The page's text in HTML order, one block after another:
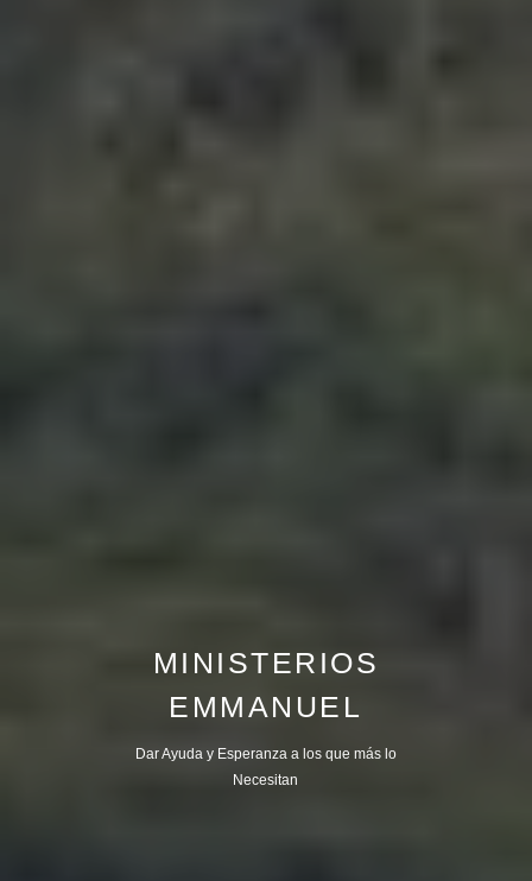
MINISTERIOS
EMMANUEL
Dar Ayuda y Esperanza a los que más lo
Necesitan